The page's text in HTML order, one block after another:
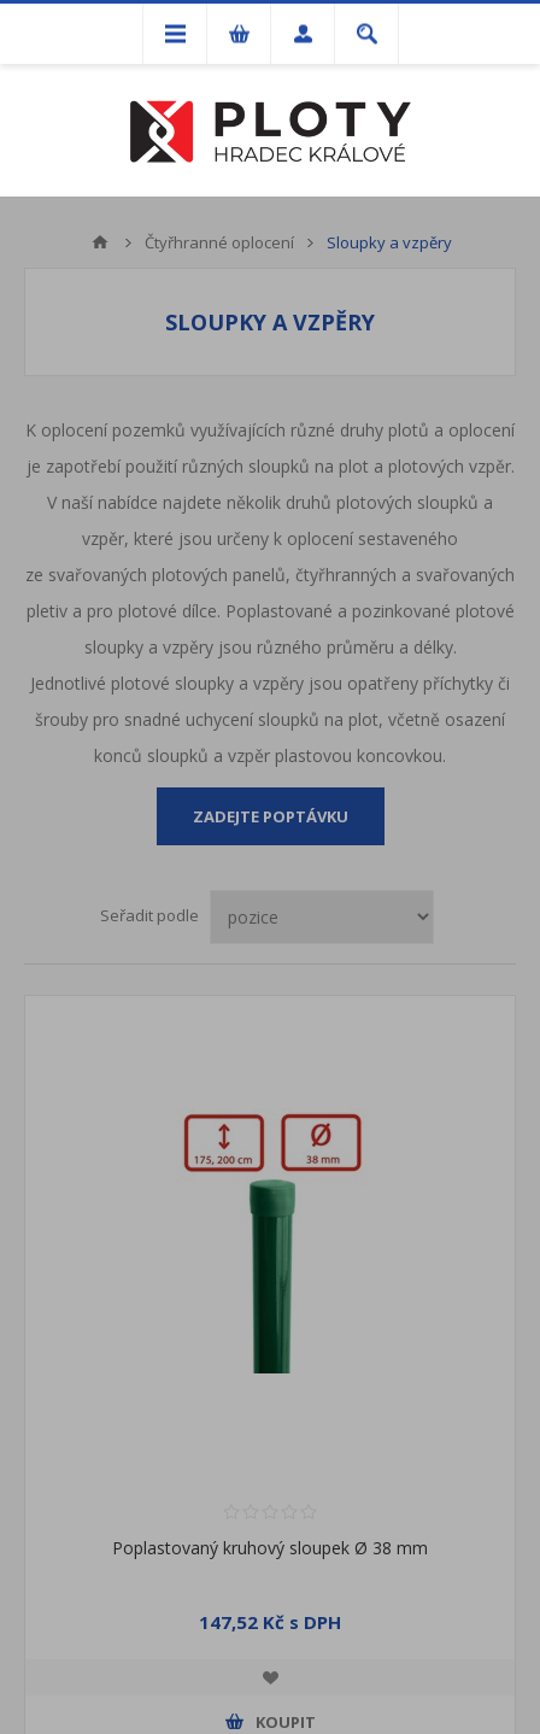
Čtyřhranné oplocení Sloupky a vzpěry
SLOUPKY A VZPĚRY
K oplocení pozemků využívajících různé druhy plotů a oplocení
je zapotřebí použití různých sloupků na plot a plotových vzpěr.
V naší nabídce najdete několik druhů plotových sloupků a
vzpěr, které jsou určeny k oplocení sestaveného
ze svařovaných plotových panelů, čtyřhranných a svařovaných
pletiva pro plotové dílce. Poplastované a pozinkované plotové
sloupky a vzpěry jsou různého průměru a délky.
Jednotlivé plotové sloupky a vzpěry jsou opatřeny příchytky či
šrouby pro snadné uchycení sloupků na plot, včetně osazení
konců sloupků a vzpěr plastovou koncovkou.
ZADEJTE POPTÁVKU
Seřadit podle
Poplastovaný kruhový sloupek Ø 38 mm
147,52 Kč s DPH
KOUPIT